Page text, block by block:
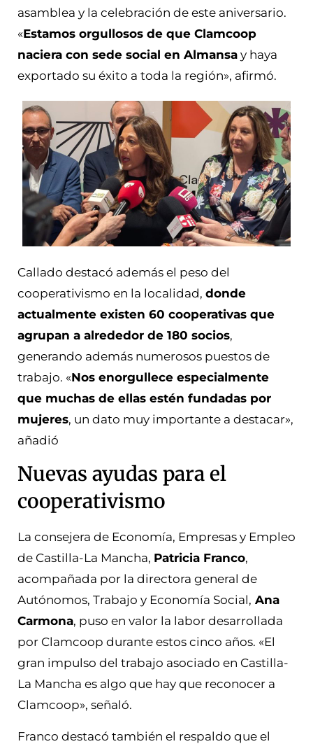
asamblea y la celebración de este aniversario.
«Estamos orgullosos de que Clamcoop
naciera con sede social en Almansa y haya
exportado su éxito a toda la región», afirmó.
Callado destacó además el peso del
cooperativismo en la localidad, donde
actualmente existen 60 cooperativas que
agrupan a alrededor de 180 socios,
generando además numerosos puestos de
trabajo. «Nos enorgullece especialmente
que muchas de ellas estén fundadas por
mujeres, un dato muy importante a destacar»,
añadió
Nuevas ayudas para el
cooperativismo
La consejera de Economía, Empresas y Empleo
de Castilla-La Mancha, Patricia Franco,
acompañada por la directora general de
Autónomos, Trabajo y Economía Social, Ana
Carmona, puso en valor la labor desarrollada
por Clamcoop durante estos cinco años. «El
gran impulso del trabajo asociado en Castilla-
La Mancha es algo que hay que reconocer a
Clamcoop», señaló.
Franco destacó también el respaldo que el